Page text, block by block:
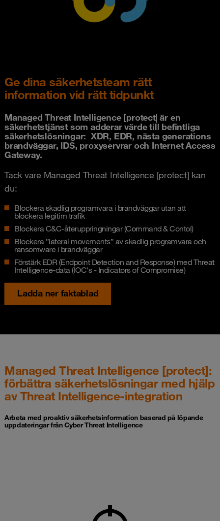
Ge dina säkerhetsteam rätt
information vid rätt tidpunkt
Managed Threat Intelligence [protect| är en
säkerhetstjänst som adderar värde till befintliga
säkerhetslösningar: XDR, EDR, nästa generations
brandväggar, IDS, proxyservrar och Internet Access
Gateway.
Tack vare Managed Threat Intelligence [protect] kan
du:
Blockera skadlig programvara i brandväggar utan att
blockera legitim trafik
Blockera C&C-återuppringningar (Command & Contol)
Blockera ”lateral movements” av skadlig programvara och
ransomware i brandväggar
Förstärk EDR (Endpoint Detection and Response) med Threat
Intelligence-data (IOC's - Indicators of Compromise)
Ladda ner faktablad
Managed Threat Intelligence [protect]:
förbättra säkerhetslösningar med hjälp
av Threat Intelligence-integration
Arbeta med proaktiv säkerhetsinformation baserad på löpande
uppdateringar från Cyber Threat Intelligence